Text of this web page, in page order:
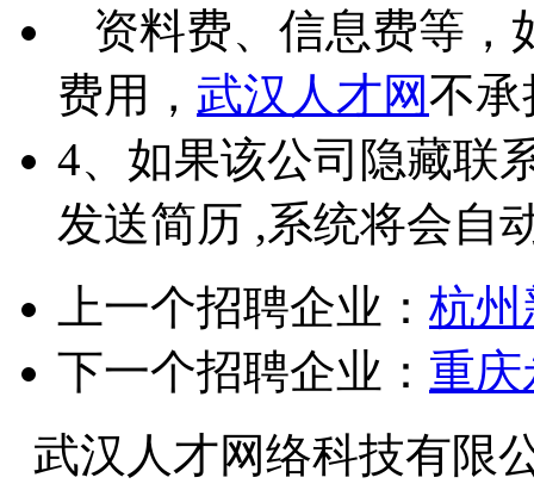
资料费、信息费等，
费用， 武汉人才网不承
4、如果该公司隐藏联
发送简历 ,系统将会自
上一个招聘企业： 杭州
下一个招聘企业： 重
武汉人才网络科技有限